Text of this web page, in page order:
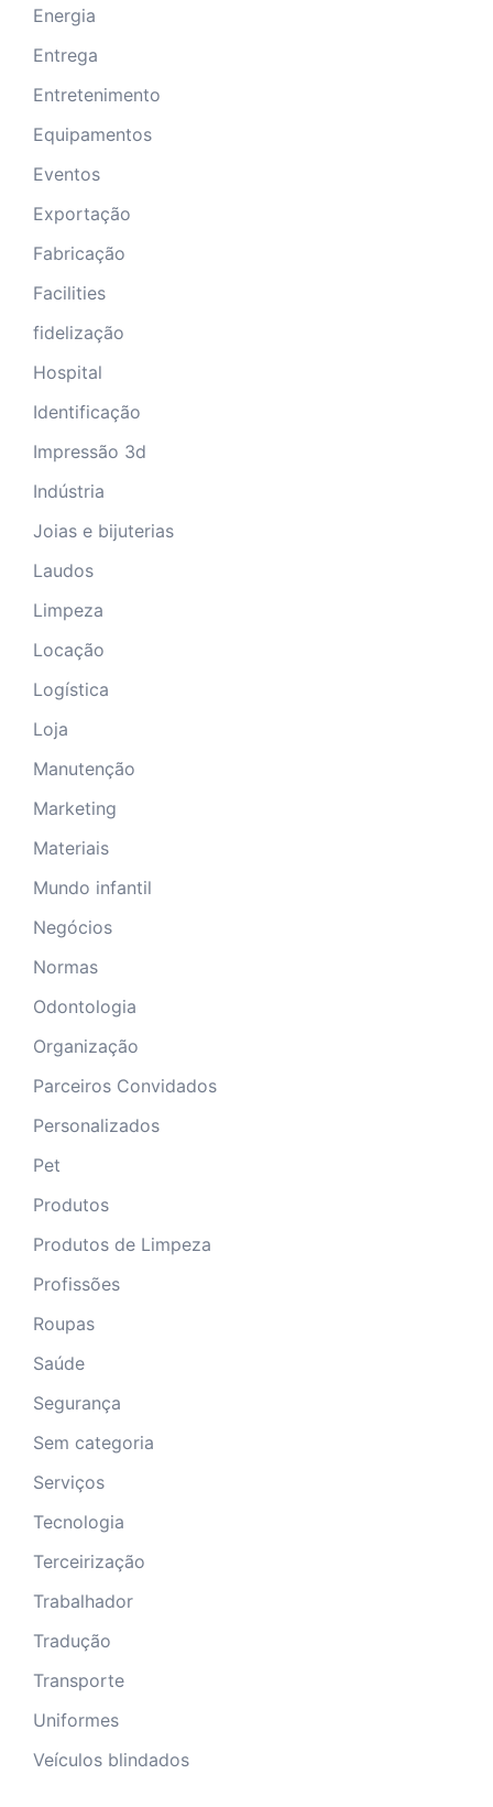
Energia
Entrega
Entretenimento
Equipamentos
Eventos
Exportação
Fabricação
Facilities
fidelização
Hospital
Identificação
Impressão 3d
Indústria
Joias e bijuterias
Laudos
Limpeza
Locação
Logística
Loja
Manutenção
Marketing
Materiais
Mundo infantil
Negócios
Normas
Odontologia
Organização
Parceiros Convidados
Personalizados
Pet
Produtos
Produtos de Limpeza
Profissões
Roupas
Saúde
Segurança
Sem categoria
Serviços
Tecnologia
Terceirização
Trabalhador
Tradução
Transporte
Uniformes
Veículos blindados